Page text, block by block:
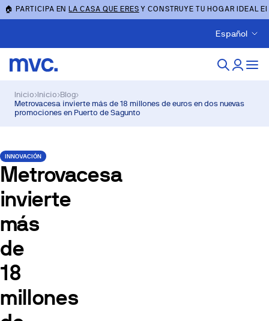
🏠 PARTICIPA ENLA CASA QUE ERES Y CONSTRUYE TU HOGAR IDEAL
Español
Inicio›Inicio›Blog›
Metrovacesa invierte más de 18 millones de euros en dos nuevas
promociones en Puerto de Sagunto
INNOVACIÓN
Metrovacesa
invierte
más
de
18
millones